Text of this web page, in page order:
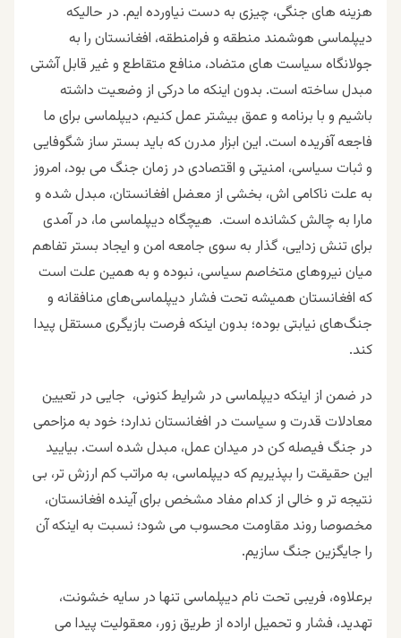
هزینه های جنگی، چیزی به دست نیاورده ایم. در حالیکه
دیپلماسی هوشمند منطقه و فرامنطقه، افغانستان را به
جولانگاه سیاست های متضاد، منافع متقاطع و غیر قابل آشتی
مبدل ساخته است. بدون اینکه ما درکی از وضعیت داشته
باشیم و با برنامه و عمق بیشتر عمل کنیم، دیپلماسی برای ما
فاجعه آفریده است. این ابزار مدرن که باید بستر ساز شگوفایی
و ثبات سیاسی، امنیتی و اقتصادی در زمان جنگ می بود، امروز
به علت ناکامی اش، بخشی از معضل افغانستان، مبدل شده و
مارا به چالش کشانده است. هیچگاه دیپلماسی ما، در آمدی
برای تنش زدایی، گذار به سوی جامعه امن و ایجاد بستر تفاهم
میان نیروهای متخاصم سیاسی، نبوده و به همین علت است
که افغانستان همیشه تحت فشار دیپلماسی‌های منافقانه و
جنگ‌های نیابتی بوده؛ بدون اینکه فرصت بازیگری مستقل پیدا
کند.
در ضمن از اینکه دیپلماسی در شرایط کنونی، جایی در تعیین
معادلات قدرت و سیاست در افغانستان ندارد؛ خود به مزاحمی
در جنگ فیصله کن در میدان عمل، مبدل شده است. بیایید
این حقیقت را بپذیریم که دیپلماسی، به مراتب کم ارزش تر، بی
نتیجه تر و خالی از کدام مفاد مشخص برای آینده افغانستان،
مخصوصا روند مقاومت محسوب می شود؛ نسبت به اینکه آن
را جایگزین جنگ سازیم.
برعلاوه، فریبی تحت نام دیپلماسی تنها در سایه خشونت،
تهدید، فشار و تحمیل اراده از طریق زور، معقولیت پیدا می